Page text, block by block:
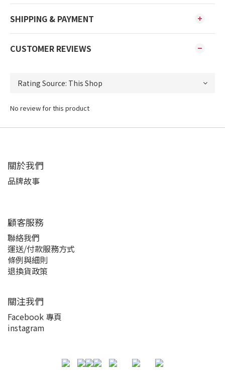
SHIPPING & PAYMENT
CUSTOMER REVIEWS
No review for this product
關於我們
品牌故事
顧客服務
聯絡我們
運送/付款服務方式
條例與細則
退換貨政策
關注我們
Facebook 專頁
instagram